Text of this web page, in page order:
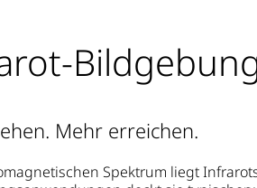
Mehr erreichen.
Spektrum liegt